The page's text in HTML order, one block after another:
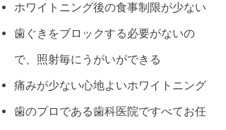
ホワイトニング後の食事制限が少ない
歯ぐきをブロックする必要がないの
で、照射毎にうがいができる
痛みが少ない心地よいホワイトニング
歯のプロである歯科医院ですべてお任